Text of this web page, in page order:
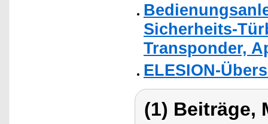
Sicherheits-
Transponder,
ELESION-
(1) Beiträge,